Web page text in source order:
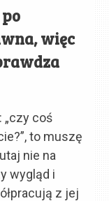
więc
„czy coś
to muszę
nie na
wygląd i
z jej